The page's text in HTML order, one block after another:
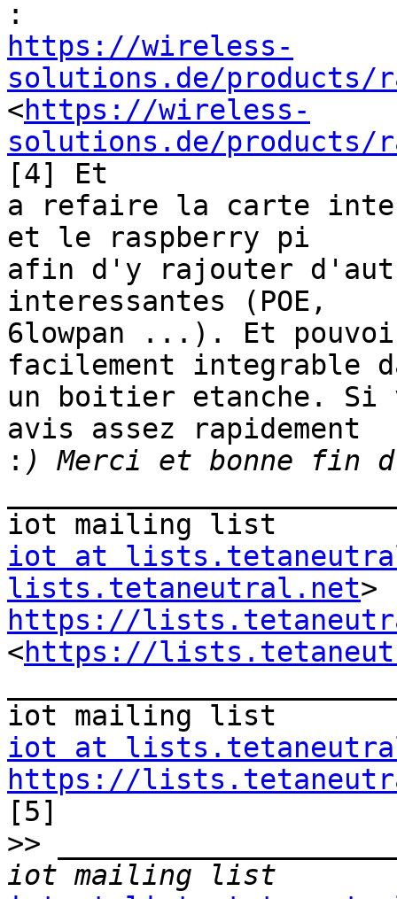
https://wireless-
solutions.de/products/
<https://wireless-
solutions.de/products/
[4] Et
a refaire la carte
et le raspberry pi
afin d'y rajouter
interessantes (POE,
6lowpan ...). Et
facilement integrable
un boitier etanche. Si
avis assez rapidement
:
iot at
lists.tetaneutral.net
https://
<https://
iot at
https://
[5]
>>